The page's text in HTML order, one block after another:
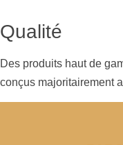
Qualité
Des produits haut de
conçus majoritairement